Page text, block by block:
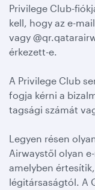
Privilege Club-
kell, hogy az e-
vagy
érkezett-e.
A Privilege Club
fogja kérni a
tagsági számát
Legyen résen
Airwaystől olyan
amelyben
légitársaságtól. A